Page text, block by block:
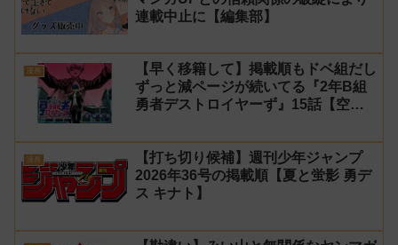
連載中止に【編集部】
漫画
【早く移籍して】掲載順もドベ組だし
ずっと減ページが続いてる『2年B組
勇者デストロイヤーず』15話【空
漫画
【打ち切り候補】週刊少年ジャンプ
2026年36号の掲載順【夏と蛍影 勇デ
ス キナト】